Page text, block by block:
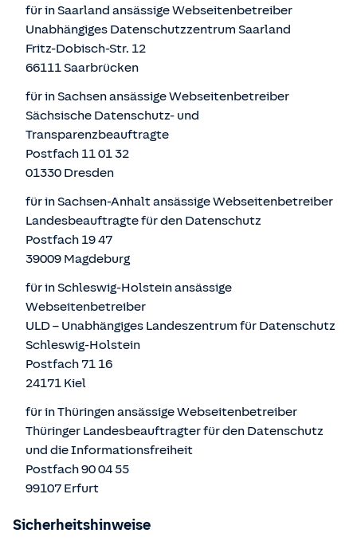
für in Saarland ansässige Webseitenbetreiber
Unabhängiges Datenschutzzentrum Saarland
Fritz-Dobisch-Str. 12
66111 Saarbrücken
für in Sachsen ansässige Webseitenbetreiber
Sächsische Datenschutz- und
Transparenzbeauftragte
Postfach 11 01 32
01330 Dresden
für in Sachsen-Anhalt ansässige Webseitenbetreiber
Landesbeauftragte für den Datenschutz
Postfach 19 47
39009 Magdeburg
für in Schleswig-Holstein ansässige
Webseitenbetreiber
ULD – Unabhängiges Landeszentrum für Datenschutz
Schleswig-Holstein
Postfach 71 16
24171 Kiel
für in Thüringen ansässige Webseitenbetreiber
Thüringer Landesbeauftragter für den Datenschutz
und die Informationsfreiheit
Postfach 90 04 55
99107 Erfurt
Sicherheitshinweise